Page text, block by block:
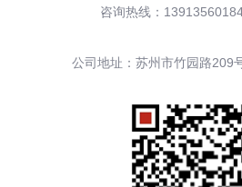
咨询热线：13913560184
公司地址：苏州市竹园路209